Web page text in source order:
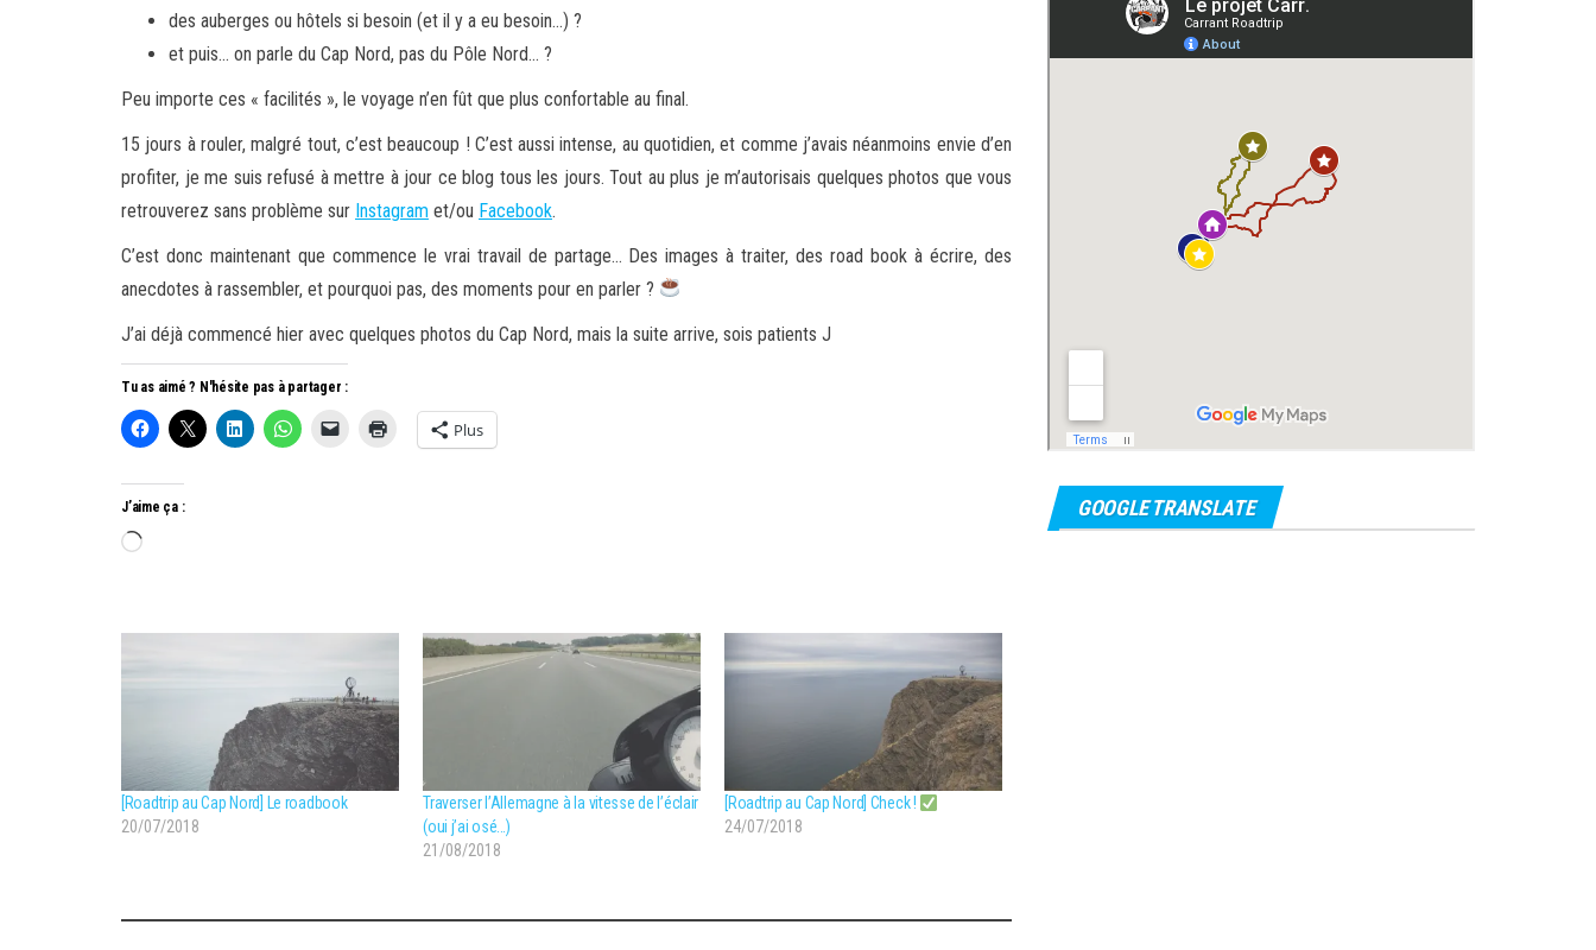
des auberges ou hôtels si besoin (et il y a eu besoin…) ?
et puis… on parle du Cap Nord, pas du Pôle Nord… ?
Peu importe ces « facilités », le voyage n’en fût que plus confortable au final.
15 jours à rouler, malgré tout, c’est beaucoup ! C’est aussi intense, au quotidien, et comme j’avais néanmoins envie d’en
profiter, je me suis refusé à mettre à jour ce blog tous les jours. Tout au plus je m’autorisais quelques photos que vous
retrouverez sans problème sur Instagram et/ou Facebook.
C’est donc maintenant que commence le vrai travail de partage… Des images à traiter, des road book à écrire, des
anecdotes à rassembler, et pourquoi pas, des moments pour en parler ?
J’ai déjà commencé hier avec quelques photos du Cap Nord, mais la suite arrive, sois patients J
Tu as aimé ? N'hésite pas à partager :
Plus
J’aime ça :
Chargement…
[Roadtrip au Cap Nord] Le roadbook
20/07/2018
Traverser l’Allemagne à la vitesse de l’éclair
(oui j’ai osé…)
21/08/2018
[Roadtrip au Cap Nord] Check !
24/07/2018
GOOGLE TRANSLATE